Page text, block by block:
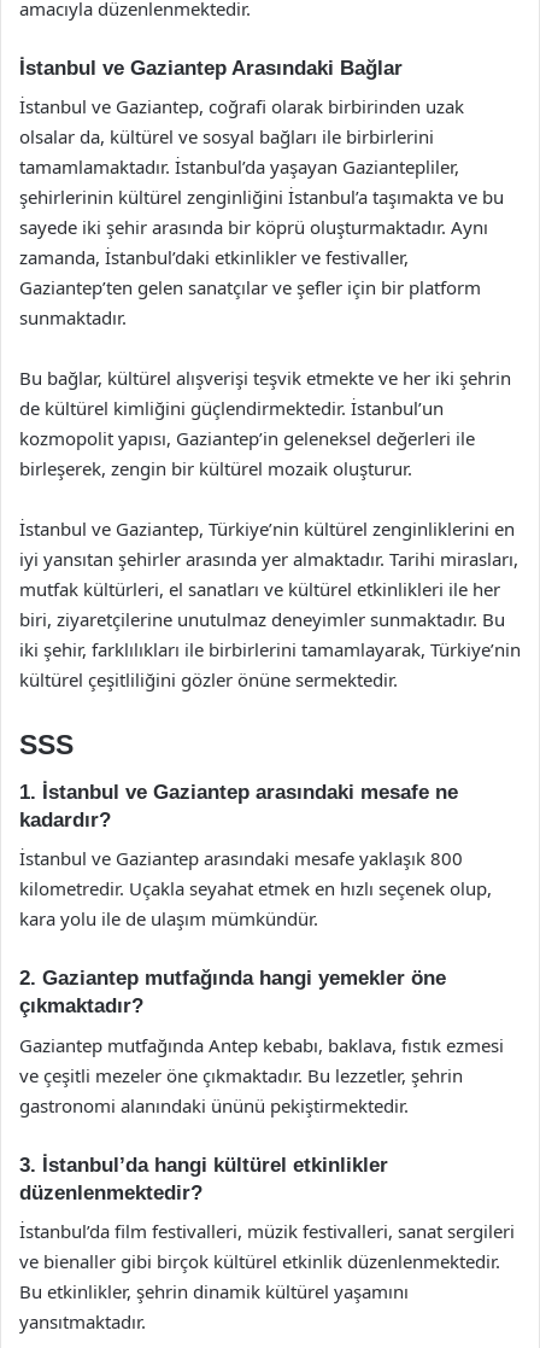
amacıyla düzenlenmektedir.
İstanbul ve Gaziantep Arasındaki Bağlar
İstanbul ve Gaziantep, coğrafi olarak birbirinden uzak
olsalar da, kültürel ve sosyal bağları ile birbirlerini
tamamlamaktadır. İstanbul’da yaşayan Gaziantepliler,
şehirlerinin kültürel zenginliğini İstanbul’a taşımakta ve bu
sayede iki şehir arasında bir köprü oluşturmaktadır. Aynı
zamanda, İstanbul’daki etkinlikler ve festivaller,
Gaziantep’ten gelen sanatçılar ve şefler için bir platform
sunmaktadır.
Bu bağlar, kültürel alışverişi teşvik etmekte ve her iki şehrin
de kültürel kimliğini güçlendirmektedir. İstanbul’un
kozmopolit yapısı, Gaziantep’in geleneksel değerleri ile
birleşerek, zengin bir kültürel mozaik oluşturur.
İstanbul ve Gaziantep, Türkiye’nin kültürel zenginliklerini en
iyi yansıtan şehirler arasında yer almaktadır. Tarihi mirasları,
mutfak kültürleri, el sanatları ve kültürel etkinlikleri ile her
biri, ziyaretçilerine unutulmaz deneyimler sunmaktadır. Bu
iki şehir, farklılıkları ile birbirlerini tamamlayarak, Türkiye’nin
kültürel çeşitliliğini gözler önüne sermektedir.
SSS
1. İstanbul ve Gaziantep arasındaki mesafe ne
kadardır?
İstanbul ve Gaziantep arasındaki mesafe yaklaşık 800
kilometredir. Uçakla seyahat etmek en hızlı seçenek olup,
kara yolu ile de ulaşım mümkündür.
2. Gaziantep mutfağında hangi yemekler öne
çıkmaktadır?
Gaziantep mutfağında Antep kebabı, baklava, fıstık ezmesi
ve çeşitli mezeler öne çıkmaktadır. Bu lezzetler, şehrin
gastronomi alanındaki ününü pekiştirmektedir.
3. İstanbul’da hangi kültürel etkinlikler
düzenlenmektedir?
İstanbul’da film festivalleri, müzik festivalleri, sanat sergileri
ve bienaller gibi birçok kültürel etkinlik düzenlenmektedir.
Bu etkinlikler, şehrin dinamik kültürel yaşamını
yansıtmaktadır.